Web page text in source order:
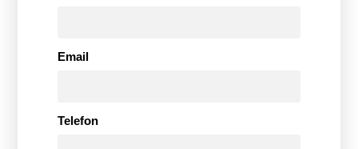
Email
Telefon